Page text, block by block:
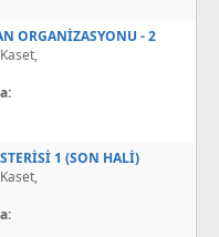
ORGANİZASYONU - 2
1 (SON HALİ)